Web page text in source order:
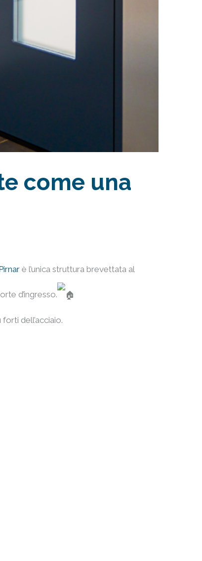
come una
è l’unica struttura brevettata al
d’ingresso.
dell’acciaio.